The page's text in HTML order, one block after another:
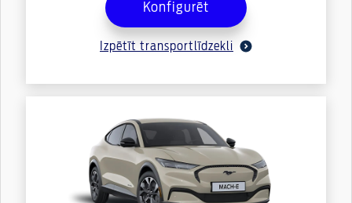
Konfigurēt
Izpētīt transportlīdzekli